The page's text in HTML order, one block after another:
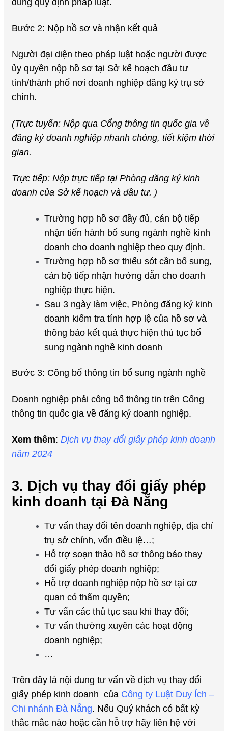
Bước 2: Nộp hồ sơ và nhận kết quả
Người đại diện theo pháp luật hoặc người được
ủy quyền nộp hồ sơ tại Sở kế hoạch đầu tư
tỉnh/thành phố nơi doanh nghiệp đăng ký trụ sở
chính.
(Trực tuyến: Nộp qua Cổng thông tin quốc gia về
đăng ký doanh nghiệp nhanh chóng, tiết kiệm thời
gian.
Trực tiếp: Nộp trực tiếp tại Phòng đăng ký kinh
doanh của Sở kế hoạch và đầu tư. )
Trường hợp hồ sơ đầy đủ, cán bộ tiếp
nhận tiến hành bổ sung ngành nghề kinh
doanh cho doanh nghiệp theo quy định.
Trường hợp hồ sơ thiếu sót cần bổ sung,
cán bộ tiếp nhận hướng dẫn cho doanh
nghiệp thực hiện.
Sau 3 ngày làm việc, Phòng đăng ký kinh
doanh kiểm tra tính hợp lệ của hồ sơ và
thông báo kết quả thực hiện thủ tục bổ
sung ngành nghề kinh doanh
Bước 3: Công bố thông tin bổ sung ngành nghề
Doanh nghiệp phải công bố thông tin trên Cổng
thông tin quốc gia về đăng ký doanh nghiệp.
Xem thêm: Dịch vụ thay đổi giấy phép kinh doanh
năm 2024
3. Dịch vụ thay đổi giấy phép
kinh doanh tại Đà Nẵng
Tư vấn thay đổi tên doanh nghiệp, địa chỉ
trụ sở chính, vốn điều lệ…;
Hỗ trợ soạn thảo hồ sơ thông báo thay
đổi giấy phép doanh nghiệp;
Hỗ trợ doanh nghiệp nộp hồ sơ tại cơ
quan có thẩm quyền;
Tư vấn các thủ tục sau khi thay đổi;
Tư vấn thường xuyên các hoạt động
doanh nghiệp;
…
Trên đây là nội dung tư vấn về dịch vụ thay đổi
giấy phép kinh doanh của Công ty Luật Duy Ích –
Chi nhánh Đà Nẵng. Nếu Quý khách có bất kỳ
thắc mắc nào hoặc cần hỗ trợ hãy liên hệ với